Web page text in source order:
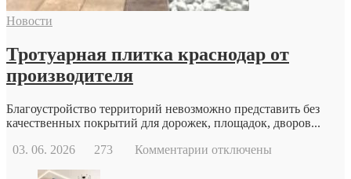
современной
Новости
Тротуарная плитка краснодар от
производителя
Благоустройство территорий невозможно представить без
качественных покрытий для дорожек, площадок, дворов...
03. 06. 2026
273 Комментарии котключены